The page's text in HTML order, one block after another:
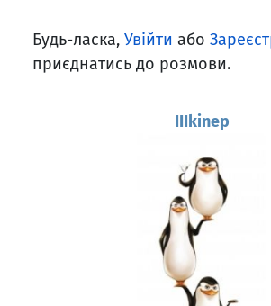
Будь-ласка, Увійти або
приєднатись до розмови.
IIIkinep